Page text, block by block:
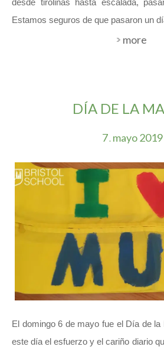
desde tirolinas hasta escalada,
Estamos seguros de que pasaron un
more
DÍA DE LA
7. mayo2019
El domingo 6 de mayo fue el Día de
este día el esfuerzo y el cariño diario